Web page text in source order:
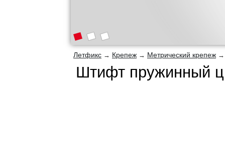
Летфикс → Крепеж → Метрический крепеж
Штифт пружинный